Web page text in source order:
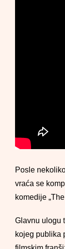
Posle
vraća se
komedije
Glavnu ulogu
kojeg publika